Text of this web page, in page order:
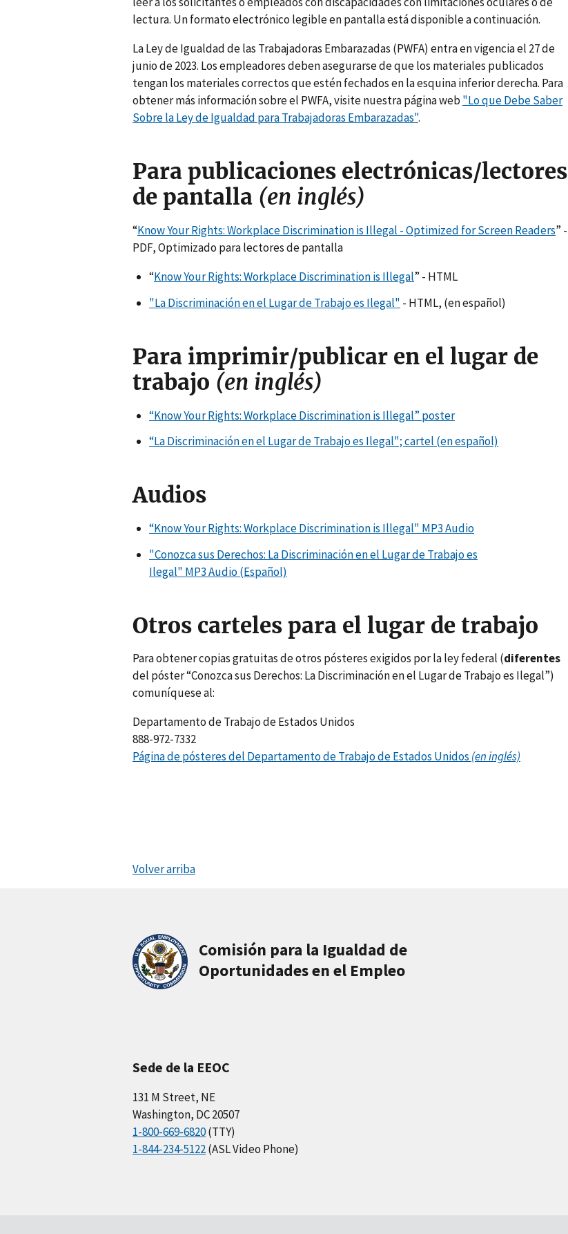
lectura. Un formato electrónico legible en pantalla está disponible a continuación.
La Ley de Igualdad de las Trabajadoras Embarazadas (PWFA) entra en vigencia el 27 de
junio de 2023. Los empleadores deben asegurarse de que los materiales publicados
tengan los materiales correctos que estén fechados en la esquina inferior derecha. Para
obtener más información sobre el PWFA, visite nuestra página web "Lo que Debe Saber
Sobre la Ley de Igualdad para Trabajadoras Embarazadas".
Para publicaciones electrónicas/lectores
de pantalla (en inglés)
“Know Your Rights: Workplace Discrimination is Illegal - Optimized for Screen Readers” -
PDF, Optimizado para lectores de pantalla
“Know Your Rights: Workplace Discrimination is Illegal” - HTML
"La Discriminación en el Lugar de Trabajo es Ilegal" - HTML, (en español)
Para imprimir/publicar en el lugar de
trabajo (en inglés)
“Know Your Rights: Workplace Discrimination is Illegal” poster
“La Discriminación en el Lugar de Trabajo es Ilegal"; cartel (en español)
Audios
“Know Your Rights: Workplace Discrimination is Illegal" MP3 Audio
"Conozca sus Derechos: La Discriminación en el Lugar de Trabajo es
Ilegal" MP3 Audio (Español)
Otros carteles para el lugar de trabajo
Para obtener copias gratuitas de otros pósteres exigidos por la ley federal (diferentes
del póster “Conozca sus Derechos: La Discriminación en el Lugar de Trabajo es Ilegal”)
comuníquese al:
Departamento de Trabajo de Estados Unidos
888-972-7332
Página de pósteres del Departamento de Trabajo de Estados Unidos (en inglés)
Volver arriba
Comisión para la Igualdad de
Oportunidades en el Empleo
Sede de la EEOC
131 M Street, NE
Washington, DC 20507
1-800-669-6820(TTY)
1-844-234-5122(ASL Video Phone)